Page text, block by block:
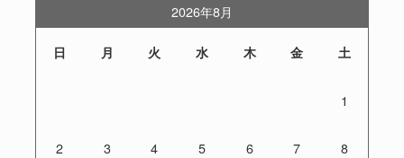
2026年8月
日 月 火 水 木 金 土
1
2 3 4 5 6 7 8